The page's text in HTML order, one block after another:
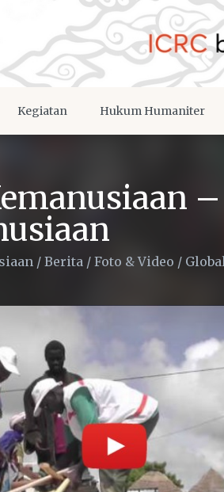
Kegiatan Hukum Humaniter
/ Berita / Foto & Video /